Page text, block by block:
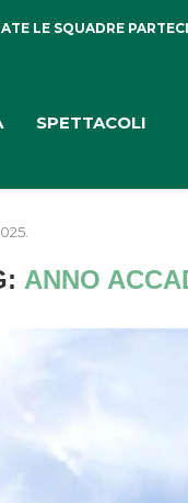
LE SQUADRE
SPETTACOLI
ANNO